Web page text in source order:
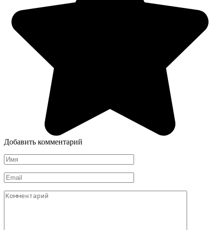
Добавить комментарий
Имя
*
Email
*
Комментарий